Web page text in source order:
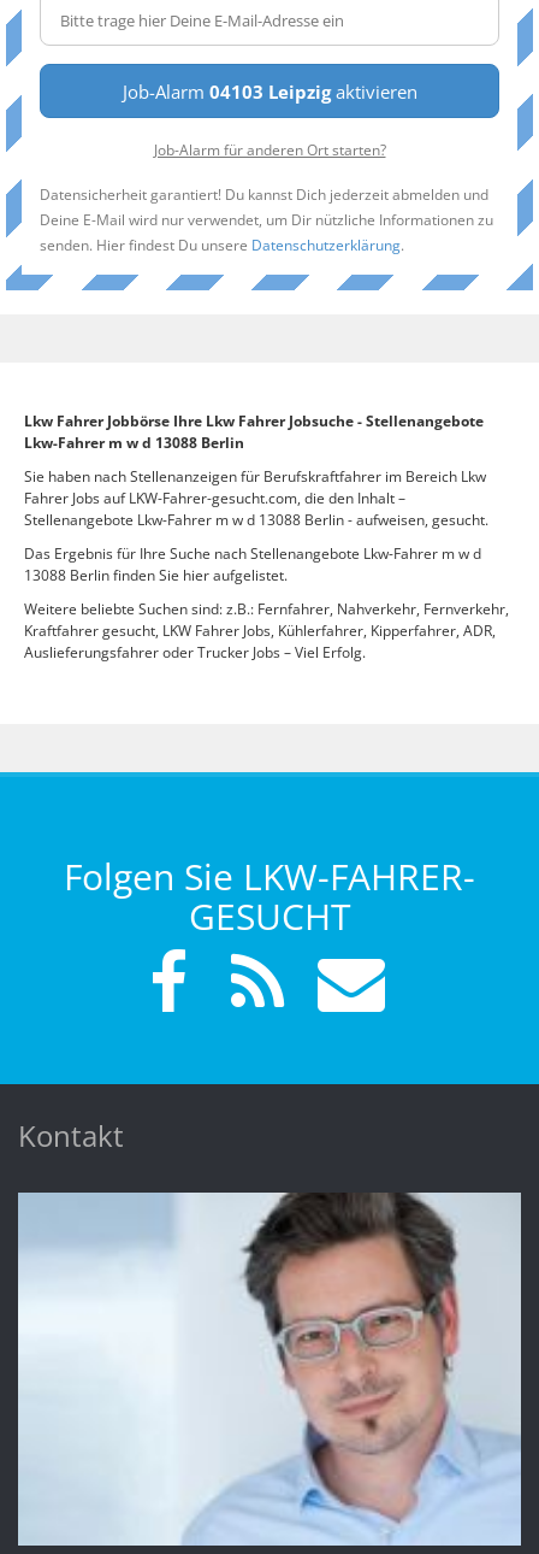
Job-Alarm 04103 Leipzigaktivieren
Job-Alarm für anderen Ort starten?
Datensicherheit garantiert! Du kannst Dich jederzeit abmelden und
Deine E-Mail wird nur verwendet, um Dir nützliche Informationen zu
senden. Hier findest Du unsere Datenschutzerklärung.
Lkw Fahrer Jobbörse Ihre Lkw Fahrer Jobsuche - Stellenangebote
Lkw-Fahrer m w d 13088 Berlin
Sie haben nach Stellenanzeigen für Berufskraftfahrer im Bereich Lkw
Fahrer Jobs auf LKW-Fahrer-gesucht.com, die den Inhalt –
Stellenangebote Lkw-Fahrer m w d 13088 Berlin - aufweisen, gesucht.
Das Ergebnis für Ihre Suche nach Stellenangebote Lkw-Fahrer m w d
13088 Berlin finden Sie hier aufgelistet.
Weitere beliebte Suchen sind: z.B.: Fernfahrer, Nahverkehr, Fernverkehr,
Kraftfahrer gesucht, LKW Fahrer Jobs, Kühlerfahrer, Kipperfahrer, ADR,
Auslieferungsfahrer oder Trucker Jobs – Viel Erfolg.
Folgen Sie LKW-FAHRER-
GESUCHT
Kontakt